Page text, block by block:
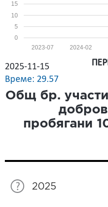
0
5
10
15
2024-02
2023-07
2025-11-15
Време: 29.57
Общ бр.
пробягани
2025